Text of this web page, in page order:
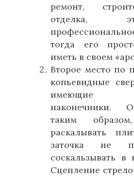
ремонт,
отделка,
тогда его
иметь в своем
Второе место по
копьевидные
имеющие
наконечники.
таким
раскалывать
заточка не
соскальзывать в
Сцепление